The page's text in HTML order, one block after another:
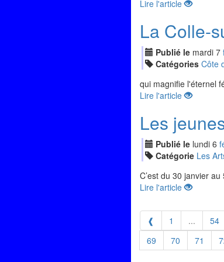
Lire l'article
La Colle-
Publié le mardi 7
Catégories Côte
qui magnifie l'éternel
Lire l'article
Les
Publié le lundi 6
Catégorie Les
C’est du 30 janvier
Lire l'article
❰ 1 ... 54
69
70 71